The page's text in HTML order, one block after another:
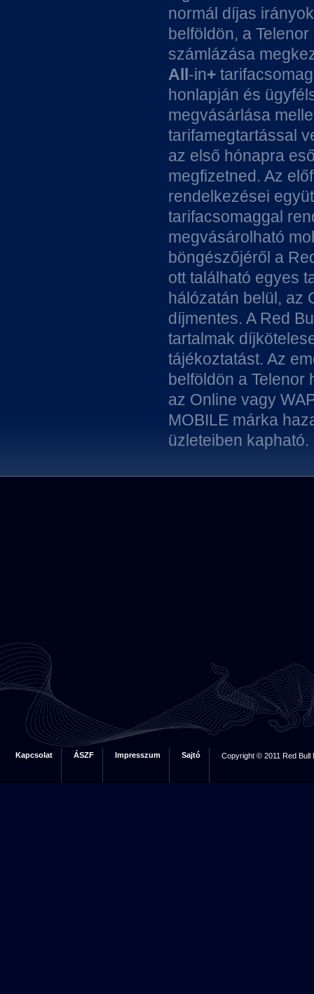
normál díjas
belföldön, a
számlázása
All-in+
honlapján és
megvásárlása
tarifamegtartással
az első hónapra
megfizetned. Az
rendelkezései
tarifacsomaggal
megvásárolható
böngészőjéről a
ott található egyes
hálózatán belül, az
díjmentes. A Red
tartalmak
tájékoztatást. Az
belföldön a Telenor
az Online vagy
MOBILE márka
üzleteiben kapható.
Kapcsolat ÁSZF Impresszum Sajtó Copyright © 2011 Red Bull